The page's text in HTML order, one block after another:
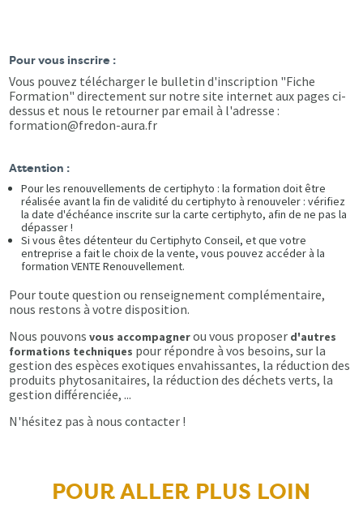
Pour vous inscrire :
Vous pouvez télécharger le bulletin d'inscription "Fiche
Formation" directement sur notre site internet aux pages ci-
dessus et nous le retourner par email à l'adresse :
formation@fredon-aura.fr
Attention :
Pour les renouvellements de certiphyto : la formation doit être
réalisée avant la fin de validité du certiphyto à renouveler : vérifiez
la date d'échéance inscrite sur la carte certiphyto, afin de ne pas la
dépasser !
Si vous êtes détenteur du Certiphyto Conseil, et que votre
entreprise a fait le choix de la vente, vous pouvez accéder à la
formation VENTE Renouvellement.
Pour toute question ou renseignement complémentaire,
nous restons à votre disposition.
Nous pouvonsvous accompagnerou vous proposer d'autres
formations techniques pour répondre à vos besoins, sur la
gestion des espèces exotiques envahissantes, la réduction des
produits phytosanitaires, la réduction des déchets verts, la
gestion différenciée, ...
N'hésitez pas à nous contacter !
POUR ALLER PLUS LOIN